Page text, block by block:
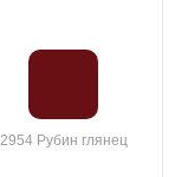
2954 Рубин глянец